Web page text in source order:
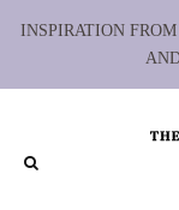
INSPIRATION